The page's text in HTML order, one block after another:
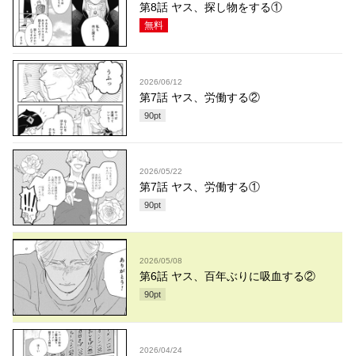
第8話 ヤス、探し物をする①
無料
2026/06/12
第7話 ヤス、労働する②
90pt
2026/05/22
第7話 ヤス、労働する①
90pt
2026/05/08
第6話 ヤス、百年ぶりに吸血する②
90pt
2026/04/24